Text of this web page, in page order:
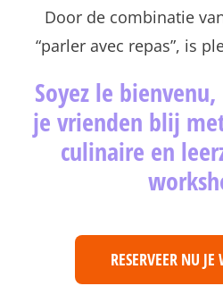
Door de combinatie
“parler avec repas”, is
Soyez le
je vrienden blij
culinaire en
RESERVEER NU